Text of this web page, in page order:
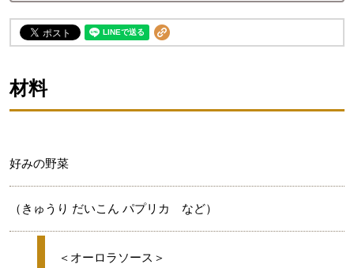
材料
好みの野菜
（きゅうり だいこん パプリカ など）
★
＜オーロラソース＞